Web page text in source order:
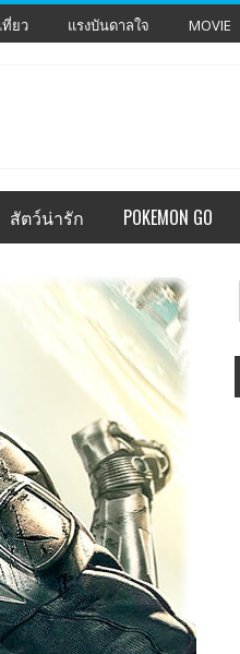
ที่ยว แรงบันดาลใจ MOVIE
สัตว์น่ารัก POKEMON GO